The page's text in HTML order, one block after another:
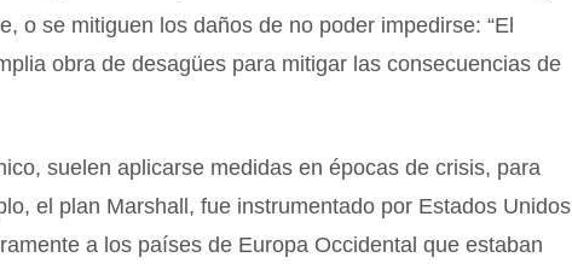
o se mitiguen los daños de no poder impedirse: “El
obra de desagües para mitigar las consecuencias de
suelen aplicarse medidas en épocas de crisis, para
el plan Marshall, fue instrumentado por Estados Unidos
a los países de Europa Occidental que estaban